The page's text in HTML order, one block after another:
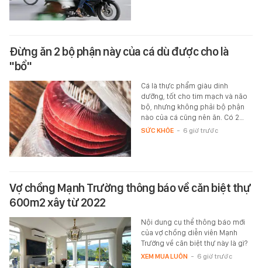
Đừng ăn 2 bộ phận này của cá dù được cho là
"bổ"
Cá là thực phẩm giàu dinh
dưỡng, tốt cho tim mạch và não
bộ, nhưng không phải bộ phận
nào của cá cũng nên ăn. Có 2…
SỨC KHỎE - 6 giờ trước
Vợ chồng Mạnh Trường thông báo về căn biệt thự
600m2 xây từ 2022
Nội dung cụ thể thông báo mới
của vợ chồng diễn viên Mạnh
Trường về căn biệt thự này là gì?
XEM MUA LUÔN - 6 giờ trước